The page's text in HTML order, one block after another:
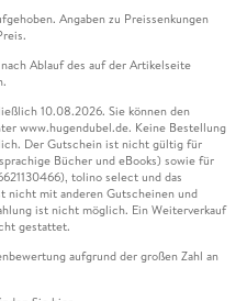
Angaben zu Preissenkungen
Ablauf des auf der Artikelseite
10.08.2026. Sie können den
www.hugendubel.de. Keine Bestellung
Der Gutschein ist nicht gültig für
Bücher und eBooks) sowie für
tolino select und das
nicht mit anderen Gutscheinen und
ist nicht möglich. Ein Weiterverkauf
gestattet.
aufgrund der großen Zahl an